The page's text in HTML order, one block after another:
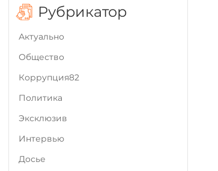
Рубрикатор
Актуально
Общество
Коррупция82
Политика
Эксклюзив
Интервью
Досье